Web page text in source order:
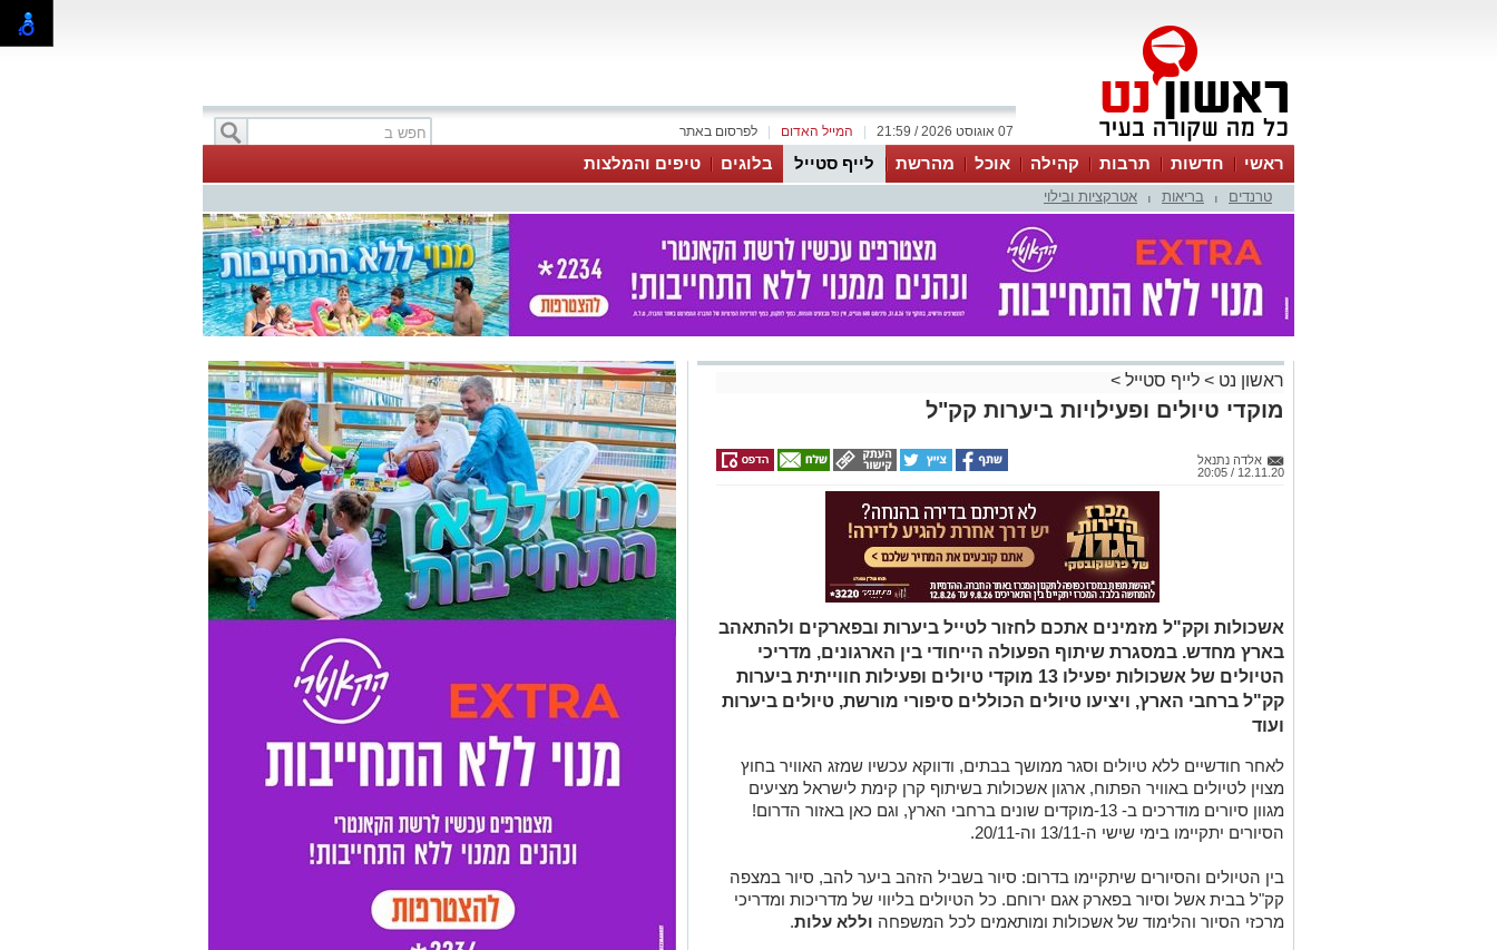
לפרסום באתר המייל האדום 07 אוגוסט 2026 / 21:59
ראשי חדשות תרבות קהילה אוכל מהרשת לייף סטייל בלוגים טיפים והמלצות
טרנדים בריאות אטרקציות ובילוי
ראשון נט > לייף סטייל >
מוקדי טיולים ופעילויות ביערות קק"ל
אלדה נתנאל
12.11.20 / 20:05
אשכולות וקק"ל מזמינים אתכם לחזור לטייל ביערות ובפארקים ולהתאהב
בארץ מחדש. במסגרת שיתוף הפעולה הייחודי בין הארגונים, מדריכי
הטיולים של אשכולות יפעילו 13 מוקדי טיולים ופעילות חווייתית ביערות
קק"ל ברחבי הארץ, ויציעו טיולים הכוללים סיפורי מורשת, טיולים ביערות
ועוד
לאחר חודשיים ללא טיולים וסגר ממושך בבתים, ודווקא עכשיו שמזג האוויר בחוץ
מצוין לטיולים באוויר הפתוח, ארגון אשכולות בשיתוף קרן קימת לישראל מציעים
מגוון סיורים מודרכים ב- 13-מוקדים שונים ברחבי הארץ, וגם כאן באזור הדרום!
הסיורים יתקיימו בימי שישי ה-13/11 וה-20/11.
בין הטיולים והסיורים שיתקיימו בדרום: סיור בשביל הזהב ביער להב, סיור במצפה
קק"ל בבית אשל וסיור בפארק אגם ירוחם. כל הטיולים בליווי של מדריכות ומדריכי
מרכזי הסיור והלימוד של אשכולות ומותאמים לכל המשפחה וללא עלות.